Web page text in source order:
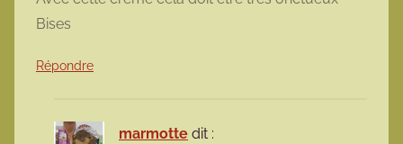
Bises
Répondre
marmotte dit :